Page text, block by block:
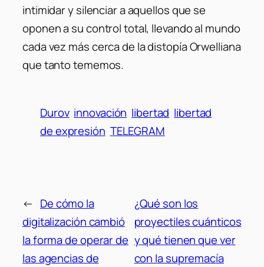
intimidar y silenciar a aquellos que se
oponen a su control total, llevando al mundo
cada vez más cerca de la distopía Orwelliana
que tanto tememos.
Durov innovación libertad libertad
de expresión TELEGRAM
← De cómo la
digitalización cambió
la forma de operar de
las agencias de
¿Qué son los
proyectiles cuánticos
y qué tienen que ver
con la supremacía